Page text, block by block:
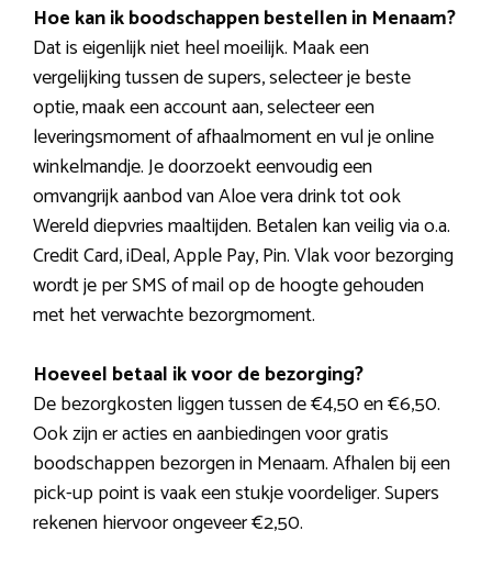
Hoe kan ik boodschappen bestellen in Menaam?
Dat is eigenlijk niet heel moeilijk. Maak een
vergelijking tussen de supers, selecteer je beste
optie, maak een account aan, selecteer een
leveringsmoment of afhaalmoment en vul je online
winkelmandje. Je doorzoekt eenvoudig een
omvangrijk aanbod van Aloe vera drink tot ook
Wereld diepvries maaltijden. Betalen kan veilig via o.a.
Credit Card, iDeal, Apple Pay, Pin. Vlak voor bezorging
wordt je per SMS of mail op de hoogte gehouden
met het verwachte bezorgmoment.
Hoeveel betaal ik voor de bezorging?
De bezorgkosten liggen tussen de €4,50 en €6,50.
Ook zijn er acties en aanbiedingen voor gratis
boodschappen bezorgen in Menaam. Afhalen bij een
pick-up point is vaak een stukje voordeliger. Supers
rekenen hiervoor ongeveer €2,50.